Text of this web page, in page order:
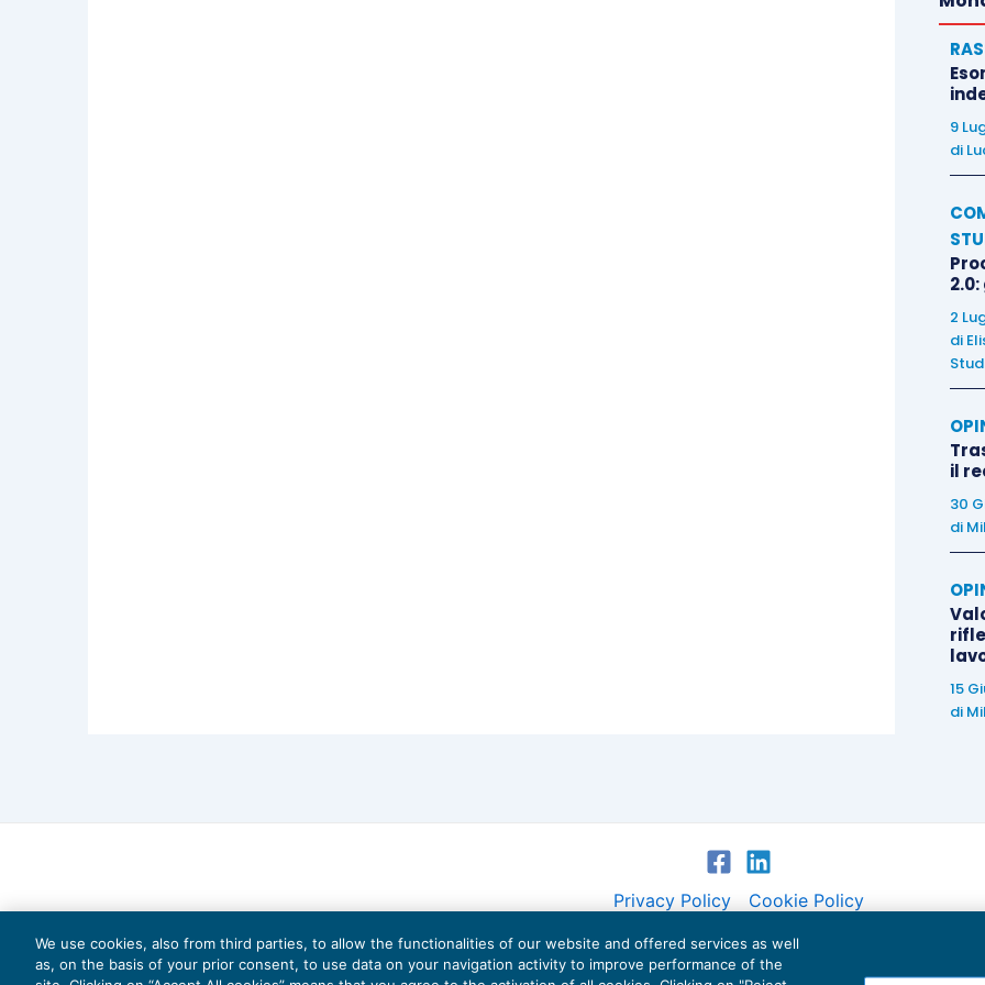
9
di
2
di
il
30
di
15
di
Privacy Policy Cookie Policy
Euroconference NEWS è una testata registrata al Tribunale di Milano Reg. n. 8556/2026
Direttore responsabile Sandro Cerato
We use cookies, also from third parties, to allow the functionalities of our website and offered services as well
as, on the basis of your prior consent, to use data on your navigation activity to improve performance of the